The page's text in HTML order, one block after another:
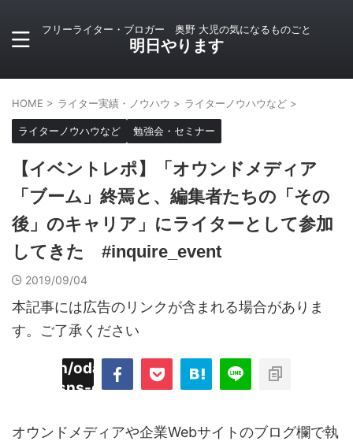
フリーライター・ブロガー 奥野 大児の気になるものごと
明日やります
HOME > ライター実績・ノウハウ > ライターノウハウなど >
ライターノウハウなど 勉強会・セミナー
【イベントレポ】「オウンドメディア
「ブーム」終焉と、編集者たちの「その
後」のキャリア」にライターとして参加
してきた #inquire_event
2019/09/04
本記事には広告のリンクが含まれる場合がありま
す。ご了承ください
odaiji.com/public_html/blog/wp-
sns-count-cache/sns-count-
オウンドメディアや企業Webサイトのブログ欄で執